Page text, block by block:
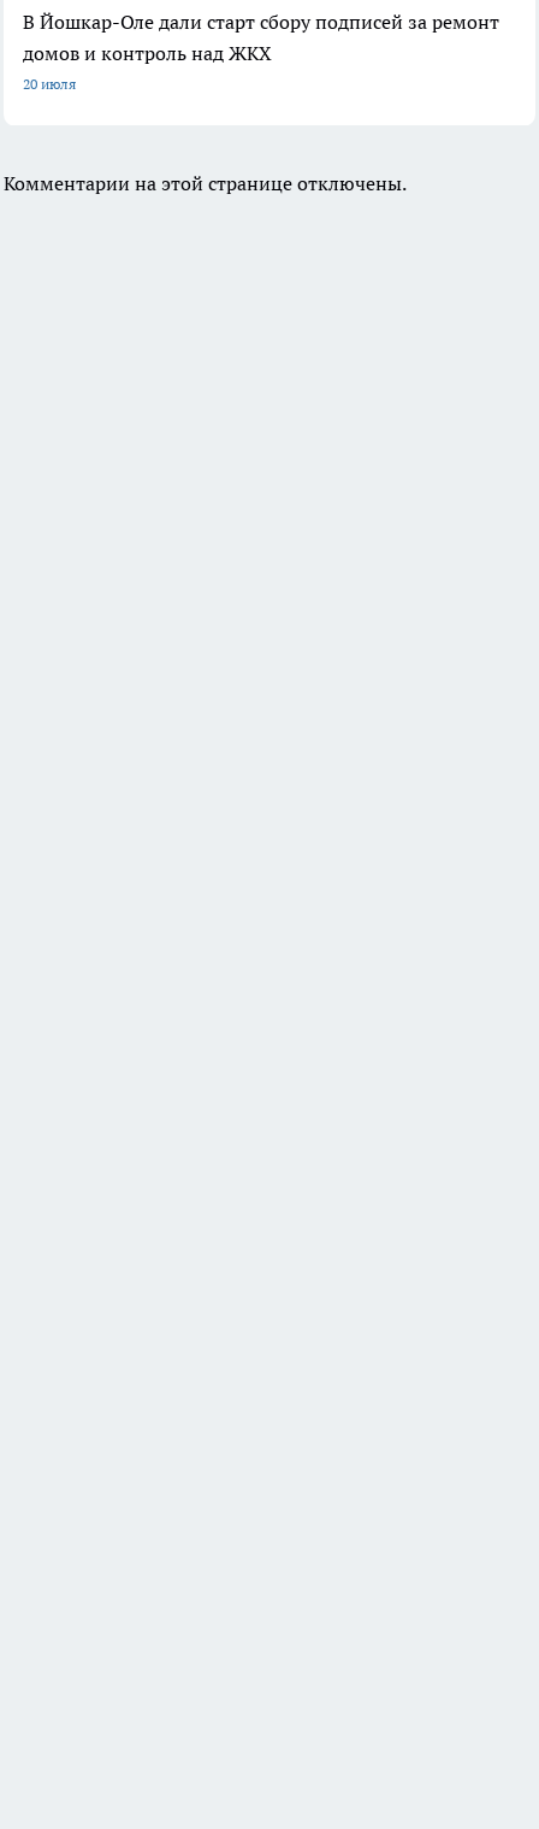
В Йошкар-Оле дали старт сбору подписей за ремонт
домов и контроль над ЖКХ
20 июля
Комментарии на этой странице отключены.